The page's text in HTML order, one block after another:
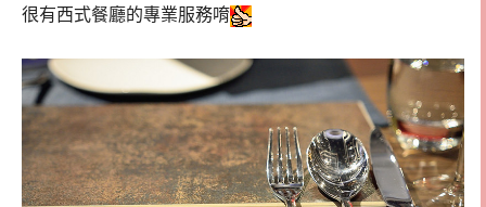
很有西式餐廳的專業服務唷